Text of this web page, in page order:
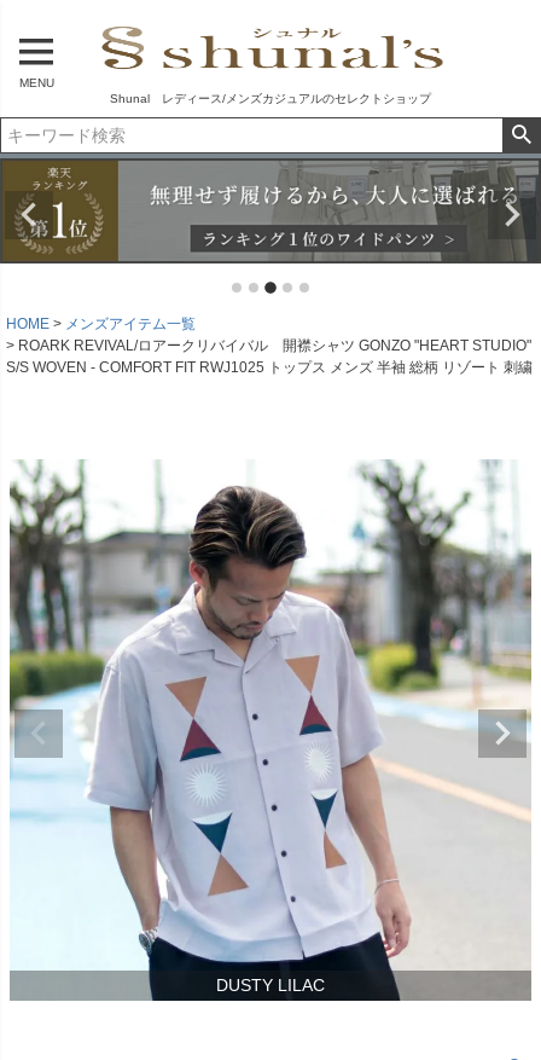
MENU
Shunal レディース/メンズカジュアルのセレクトショップ
HOME
メンズアイテム一覧
ROARK REVIVAL/ロアークリバイバル 開襟シャツ GONZO "HEART STUDIO"
S/S WOVEN - COMFORT FIT RWJ1025 トップス メンズ 半袖 総柄 リゾート 刺繍
DUSTY LILAC